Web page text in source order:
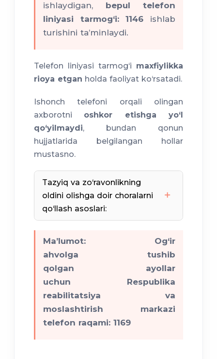
yordam olish;
ziyon kompensatsiya qilinishi
ishlaydigan, bepul telefon
liniyasi tarmog‘i: 1146 ishlab
turishini ta’minlaydi.
Telefon liniyasi tarmog‘i maxfiylikka
rioya etgan holda faoliyat ko‘rsatadi.
Ishonch telefoni orqali olingan
axborotni oshkor etishga yo‘l
qo‘yilmaydi, bundan qonun
hujjatlarida belgilangan hollar
mustasno.
Tazyiq va zo‘ravonlikning
oldini olishga doir choralarni
qo‘llash asoslari:
qurbonining murojaati;
shaxslarning xabarlari;
Ma’lumot: Og‘ir
ahvolga tushib
qolgan ayollar
uchun Respublika
reabilitatsiya va
moslashtirish markazi
telefon raqami: 1169